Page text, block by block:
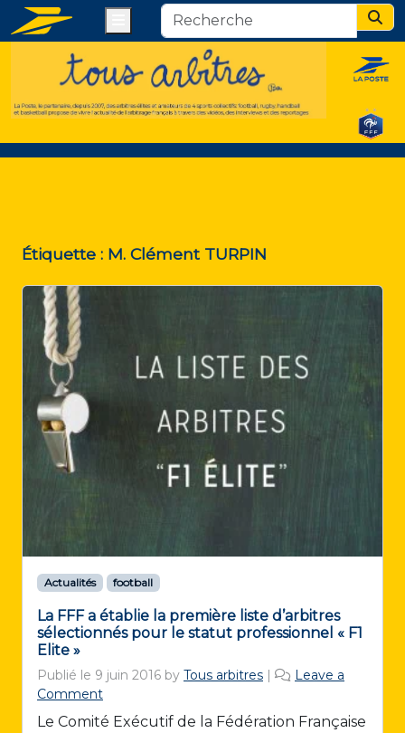
Étiquette : M. Clément TURPIN
Actualités football
La FFF a établie la première liste d’arbitres
sélectionnés pour le statut professionnel « F1
Elite »
Publié le 9 juin 2016 by Tous arbitres |
Leave a
Comment
Le Comité Exécutif de la Fédération Française